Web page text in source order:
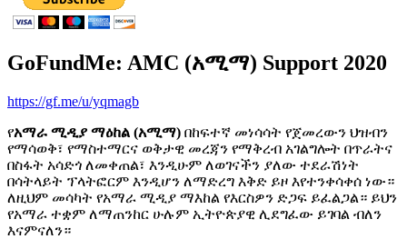
GoFundMe: AMC (አሚማ) Support 2020
https://gf.me/u/yqmagb
የአማራ ሚዲያ ማዕከል (አሚማ) በከፍተኛ መነሳሳት የጀመረውን ህዝብን
የማሳወቅ፣ የማስተማርና ወቅታዊ መረጃን የማቅረብ አገልግሎት በጥራትና
በስፋት አሳድጎ ለመቀጠል፣ እንዲሁም ለወገናችን ያለው ተደራሽነት
በሳትላይት ፕላትፎርም እንዲሆን ለማድረግ እቅድ ይዞ እየተንቀሳቀሰ ነው።
ለዚህም መሳካት የአማራ ሚዲያ ማእከል የእርስዎን ድጋፍ ይፈልጋል። ይህን
የአማራ ተቋም ለማጠንከር ሁሉም ኢትዮጵያዊ ሊደግፈው ይገባል ብለን
እናምናለን።